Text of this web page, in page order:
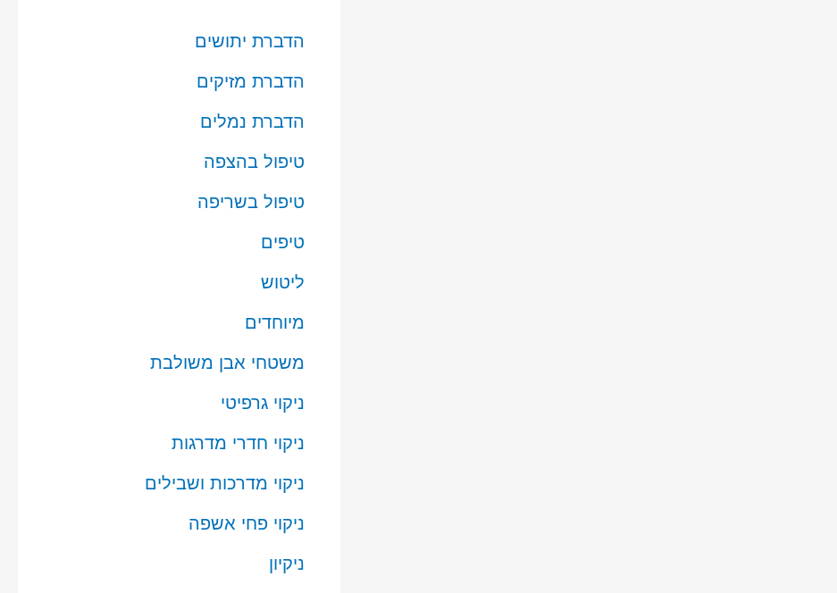
הדברת יתושים
הדברת מזיקים
הדברת נמלים
טיפול בהצפה
טיפול בשריפה
טיפים
ליטוש
מיוחדים
משטחי אבן משולבת
ניקוי גרפיטי
ניקוי חדרי מדרגות
ניקוי מדרכות ושבילים
ניקוי פחי אשפה
ניקיון